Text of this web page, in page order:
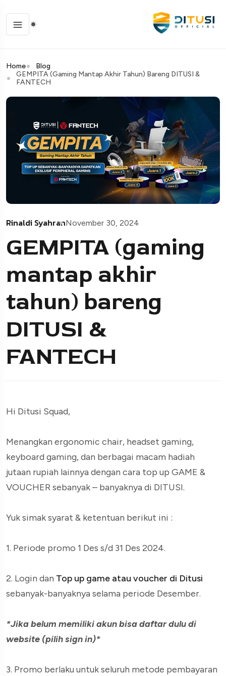
Home
Blog
GEMPITA (gaming Mantap Akhir Tahun) Bareng DITUSI &
FANTECH
Rinaldi SyahranNovember 30, 2024
GEMPITA (gaming
mantap akhir
tahun) bareng
DITUSI &
FANTECH
Hi Ditusi Squad,
Menangkan ergonomic chair, headset gaming,
keyboard gaming, dan berbagai macam hadiah
jutaan rupiah lainnya dengan cara top up GAME &
VOUCHER sebanyak – banyaknya di DITUSI.
Yuk simak syarat & ketentuan berikut ini :
1. Periode promo 1 Des s/d 31 Des 2024.
2. Login dan Top up game atau voucher di Ditusi
sebanyak-banyaknya selama periode Desember.
*Jika belum memiliki akun bisa daftar dulu di
website (pilih sign in)*
3. Promo berlaku untuk seluruh metode pembayaran